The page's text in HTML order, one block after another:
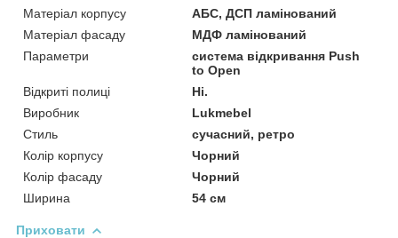
Матеріал корпусу
АБС, ДСП ламінований
Матеріал фасаду
МДФ ламінований
Параметри
система відкривання Push
to Open
Відкриті полиці
Ні.
Виробник
Lukmebel
Стиль
сучасний, ретро
Колір корпусу
Чорний
Колір фасаду
Чорний
Ширина
54 см
Приховати